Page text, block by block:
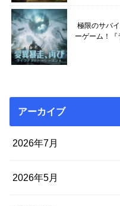
極限のサバ
ーゲーム！
アーカイブ
2026年7月
2026年5月